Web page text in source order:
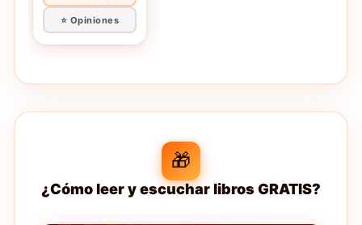
⭐ Opiniones
🎁
¿Cómo leer y escuchar libros GRATIS?